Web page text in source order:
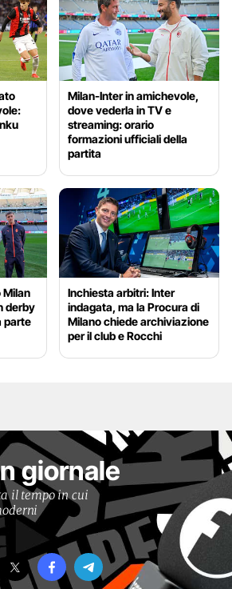
Milan-Inter in amichevole,
dove vederla in TV e
streaming: orario
formazioni ufficiali della
partita
Milan
derby
parte
Inchiesta arbitri: Inter
indagata, ma la Procura di
Milano chiede archiviazione
per il club e Rocchi
giornale
il tempo in cui